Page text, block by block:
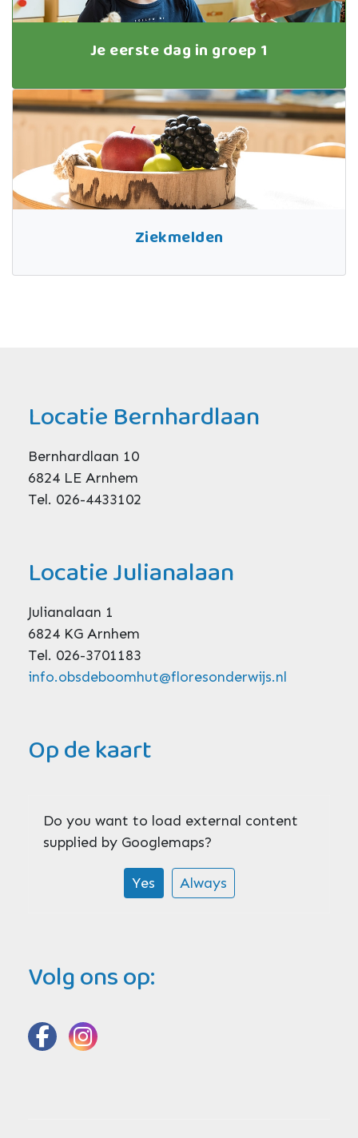
Je eerste dag in groep 1
Ziekmelden
Locatie Bernhardlaan
Bernhardlaan 10
6824 LE Arnhem
Tel. 026-4433102
Locatie Julianalaan
Julianalaan 1
6824 KG Arnhem
Tel. 026-3701183
info.obsdeboomhut@floresonderwijs.nl
Op de kaart
Do you want to load external content
supplied by Googlemaps?
Yes Always
Volg ons op: